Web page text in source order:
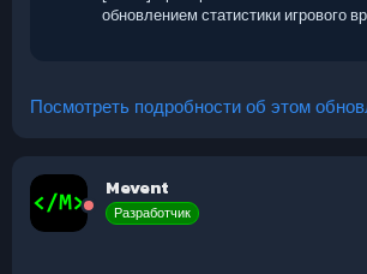
обновлением статистики игрового
Посмотреть подробности об этом
Mevent
Разработчик